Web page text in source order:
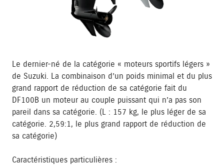
Le dernier-né de la catégorie « moteurs sportifs légers »
de Suzuki. La combinaison d’un poids minimal et du plus
grand rapport de réduction de sa catégorie fait du
DF100B un moteur au couple puissant qui n’a pas son
pareil dans sa catégorie. (L : 157 kg, le plus léger de sa
catégorie. 2,59:1, le plus grand rapport de réduction de
sa catégorie)
Caractéristiques particulières :